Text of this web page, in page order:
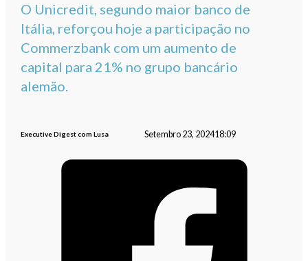
O Unicredit, segundo maior banco de
Itália, reforçou hoje a participação no
Commerzbank com um aumento de
capital para 21% no grupo bancário
alemão.
Executive Digest com Lusa Setembro 23, 202418:09